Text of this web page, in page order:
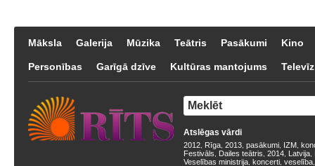
Māksla Galerija Mūzika Teātris Pasākumi Kino
Personības Garīgā dzīve Kultūras mantojums
Atslēgas vārdi
2012 Rīga 2013 pasākumi IZM
Festivāls
Dailes teātris 2014 Latvija
Veselības ministrija koncerti veselība